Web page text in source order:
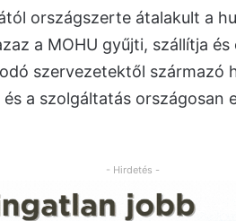
országszerte átalakult a
a MOHU gyűjti, szállítja
szervezetektől származó
a szolgáltatás országosan
- Hirdetés -